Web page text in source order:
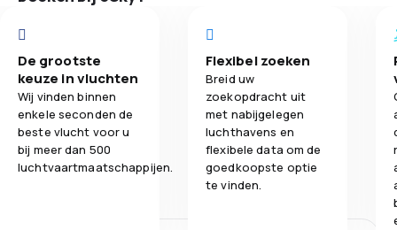
De grootste
keuze in vluchten
Wij vinden binnen
enkele seconden de
beste vlucht voor u
bij meer dan 500
luchtvaartmaatschappijen.
Flexibel zoeken
Breid uw
zoekopdracht uit
met nabijgelegen
luchthavens en
flexibele data om de
goedkoopste optie
te vinden.